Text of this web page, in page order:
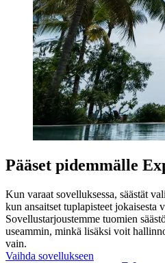
Pääset pidemmälle
Kun varaat sovelluksessa, säästät
kun ansaitset tuplapisteet jokaisesta
Sovellustarjoustemme tuomien
useammin, minkä lisäksi voit
vain.
Vaihda sovellukseen